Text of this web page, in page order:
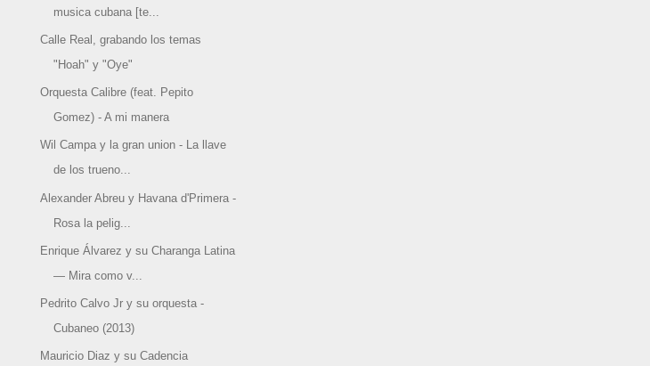
musica cubana [te...
Calle Real, grabando los temas
"Hoah" y "Oye"
Orquesta Calibre (feat. Pepito
Gomez) - A mi manera
Wil Campa y la gran union - La llave
de los trueno...
Alexander Abreu y Havana d'Primera -
Rosa la pelig...
Enrique Álvarez y su Charanga Latina
— Mira como v...
Pedrito Calvo Jr y su orquesta -
Cubaneo (2013)
Mauricio Diaz y su Cadencia